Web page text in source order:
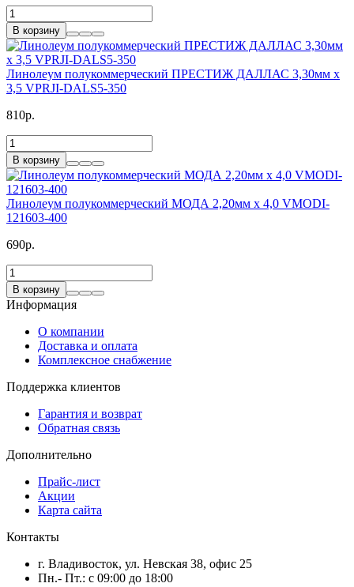
В корзину
Линолеум полукоммерческий ПРЕСТИЖ ДАЛЛАС 3,30мм x
3,5 VPRJI-DALS5-350
810р.
В корзину
Линолеум полукоммерческий МОДА 2,20мм x 4,0 VMODI-
121603-400
690р.
В корзину
Информация
О компании
Доставка и оплата
Комплексное снабжение
Поддержка клиентов
Гарантия и возврат
Обратная связь
Дополнительно
Прайс-лист
Акции
Карта сайта
Контакты
г. Владивосток, ул. Невская 38, офис 25
Пн.- Пт.: с 09:00 до 18:00